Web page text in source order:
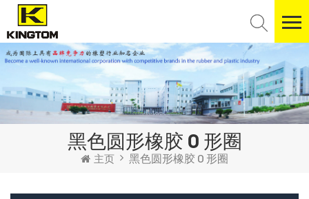
黑色圆形橡胶 O 形圈
主页 黑色圆形橡胶 O 形圈